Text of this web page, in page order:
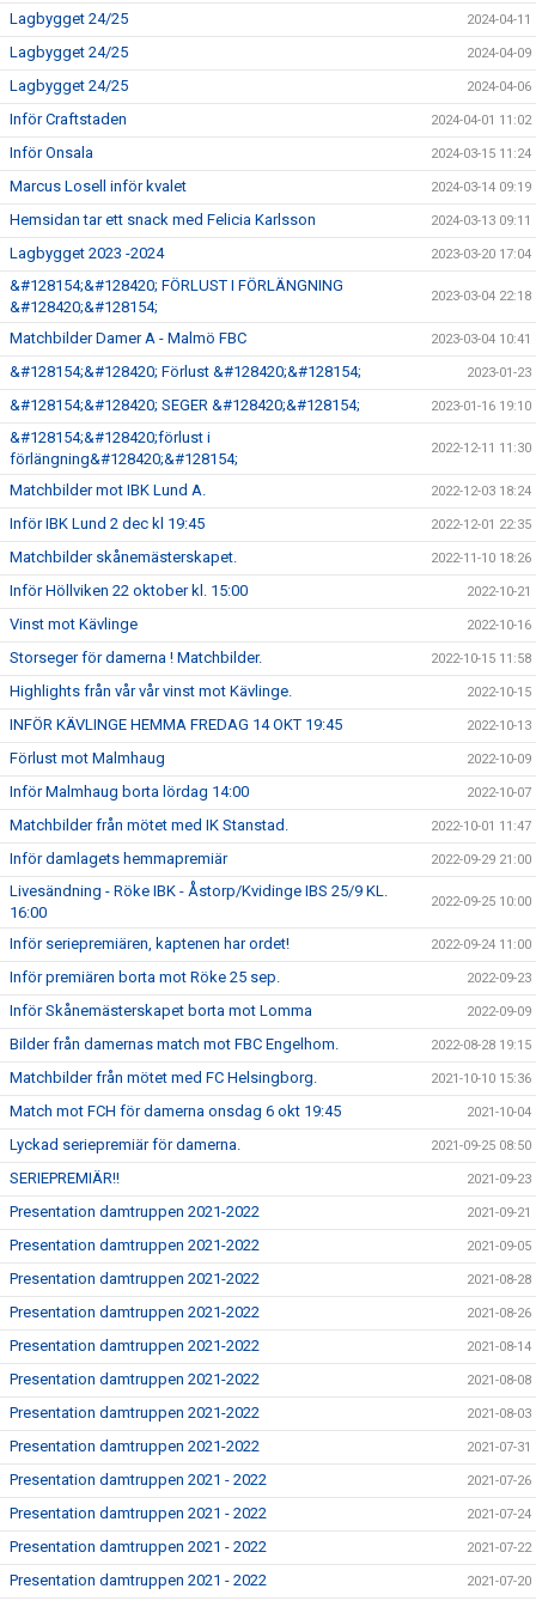
Lagbygget 24/25 2024-04-11
Lagbygget 24/25 2024-04-09
Lagbygget 24/25 2024-04-06
Inför Craftstaden 2024-04-01 11:02
Inför Onsala 2024-03-15 11:24
Marcus Losell inför kvalet 2024-03-14 09:19
Hemsidan tar ett snack med Felicia Karlsson 2024-03-13 09:11
Lagbygget 2023 -2024 2023-03-20 17:04
&#128154;&#128420; FÖRLUST I FÖRLÄNGNING
&#128420;&#128154;
2023-03-04 22:18
Matchbilder Damer A - Malmö FBC 2023-03-04 10:41
&#128154;&#128420; Förlust &#128420;&#128154; 2023-01-23
&#128154;&#128420; SEGER &#128420;&#128154; 2023-01-16 19:10
&#128154;&#128420;förlust i
förlängning&#128420;&#128154;
2022-12-11 11:30
Matchbilder mot IBK Lund A. 2022-12-03 18:24
Inför IBK Lund 2 dec kl 19:45 2022-12-01 22:35
Matchbilder skånemästerskapet. 2022-11-10 18:26
Inför Höllviken 22 oktober kl. 15:00 2022-10-21
Vinst mot Kävlinge 2022-10-16
Storseger för damerna ! Matchbilder. 2022-10-15 11:58
Highlights från vår vår vinst mot Kävlinge. 2022-10-15
INFÖR KÄVLINGE HEMMA FREDAG 14 OKT 19:45 2022-10-13
Förlust mot Malmhaug 2022-10-09
Inför Malmhaug borta lördag 14:00 2022-10-07
Matchbilder från mötet med IK Stanstad. 2022-10-01 11:47
Inför damlagets hemmapremiär 2022-09-29 21:00
Livesändning - Röke IBK - Åstorp/Kvidinge IBS 25/9 KL.
16:00
2022-09-25 10:00
Inför seriepremiären, kaptenen har ordet! 2022-09-24 11:00
Inför premiären borta mot Röke 25 sep. 2022-09-23
Inför Skånemästerskapet borta mot Lomma 2022-09-09
Bilder från damernas match mot FBC Engelhom. 2022-08-28 19:15
Matchbilder från mötet med FC Helsingborg. 2021-10-10 15:36
Match mot FCH för damerna onsdag 6 okt 19:45 2021-10-04
Lyckad seriepremiär för damerna. 2021-09-25 08:50
SERIEPREMIÄR!! 2021-09-23
Presentation damtruppen 2021-2022 2021-09-21
Presentation damtruppen 2021-2022 2021-09-05
Presentation damtruppen 2021-2022 2021-08-28
Presentation damtruppen 2021-2022 2021-08-26
Presentation damtruppen 2021-2022 2021-08-14
Presentation damtruppen 2021-2022 2021-08-08
Presentation damtruppen 2021-2022 2021-08-03
Presentation damtruppen 2021-2022 2021-07-31
Presentation damtruppen 2021 - 2022 2021-07-26
Presentation damtruppen 2021 - 2022 2021-07-24
Presentation damtruppen 2021 - 2022 2021-07-22
Presentation damtruppen 2021 - 2022 2021-07-20